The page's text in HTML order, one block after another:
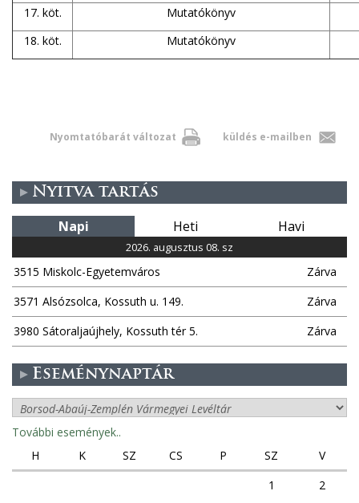
17. köt.
Mutatókönyv
18. köt.
Mutatókönyv
Nyomtatóbarát változat küldés e-mailben
Nyitva tartás
Napi Heti Havi
2026. augusztus 08. sz
3515 Miskolc-Egyetemváros
Zárva
3571 Alsózsolca, Kossuth u. 149.
Zárva
3980 Sátoraljaújhely, Kossuth tér 5.
Zárva
Eseménynaptár
További események..
H
K SZ CS P SZ
V
1
2